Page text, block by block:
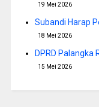
19 Mei 2026
Subandi Harap
18 Mei 2026
DPRD Palangka
15 Mei 2026